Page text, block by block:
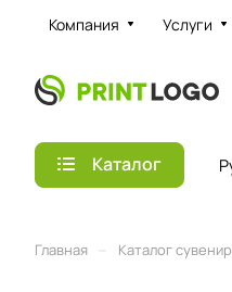
Компания Услуги
Каталог
Главная Каталог